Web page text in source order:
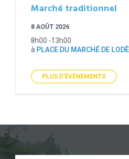
Marché traditionnel
8 AOÛT 2026
8h00 -13h00
à PLACE DU MARCHÉ DE
PLUS D'ÉVÉNEMENTS